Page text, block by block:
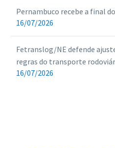
Pernambuco recebe a final
16/07/2026
Fetranslog/NE defende
regras do transporte
16/07/2026